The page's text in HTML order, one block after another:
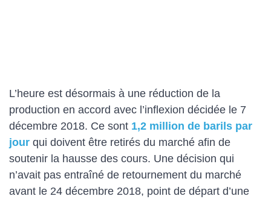
L’heure est désormais à une réduction de la
production en accord avec l’inflexion décidée le 7
décembre 2018. Ce sont 1,2 million de barils par
jour qui doivent être retirés du marché afin de
soutenir la hausse des cours. Une décision qui
n’avait pas entraîné de retournement du marché
avant le 24 décembre 2018, point de départ d’une